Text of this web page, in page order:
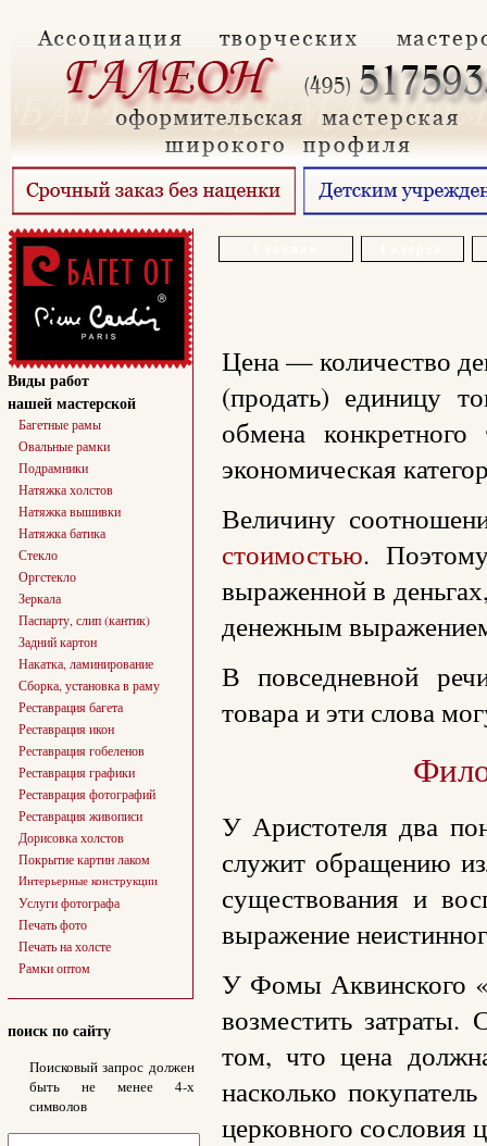
Виды работ
нашей мастерской
Багетные рамы
Овальные рамки
Подрамники
Натяжка холстов
Натяжка вышивки
Натяжка батика
Стекло
Оргстекло
Зеркала
Паспарту, слип (кантик)
Задний картон
Накатка, ламинирование
Сборка, установка в раму
Реставрация багета
Реставрация икон
Реставрация гобеленов
Реставрация графики
Реставрация фотографий
Реставрация живописи
Дорисовка холстов
Покрытие картин лаком
Интерьерные конструкции
Услуги фотографа
Печать фото
Печать на холсте
Рамки оптом
поиск по сайту
Поисковый запрос должен
быть не менее 4-х
символов
Цена — количество
(продать) единицу
обмена
экономическая
Величину
стоимостью.
выраженной в
денежным
В повседневной
товара и эти слова
У Аристотеля два
служит обращению
существования и
выражение
У Фомы Аквинского
возместить
том, что цена
насколько
церковного сословия